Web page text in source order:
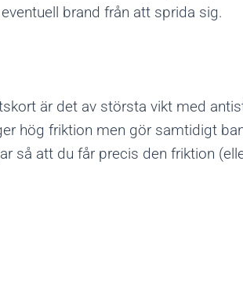
brand från att sprida sig.
är det av största vikt med
hög friktion men gör samtidigt
så att du får precis den friktion